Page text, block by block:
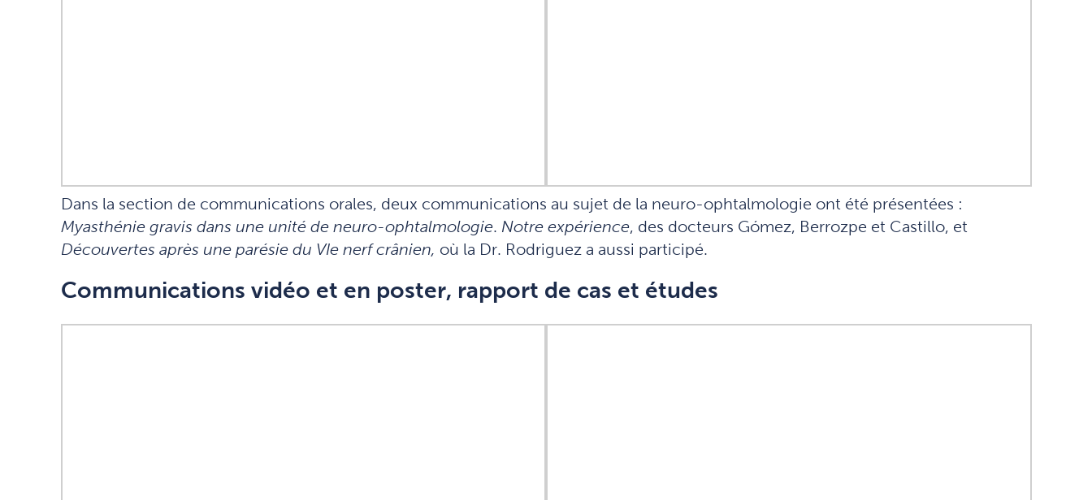
Dans la section de communications orales, deux communications au sujet de la neuro-ophtalmologie ont été présentées :
Myasthénie gravis dans une unité de neuro-ophtalmologie. Notre expérience, des docteurs Gómez, Berrozpe et Castillo, et
Découvertes après une parésie du VIe nerf crânien, où la Dr. Rodriguez a aussi participé.
Communications vidéo et en poster, rapport de cas et études